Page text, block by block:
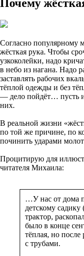
Почему
Согласно популярному
жёсткая рука. Чтобы
узкоколейки, надо
в небо из нагана. Надо
заставлять рабочих
тёплой одежды и без
— дело пойдёт… пусть
них.
В реальной жизни
по той же причине, по
починить ударами
Процитирую для
читателя Михаила:
…У нас от дома
детскому
трактор,
было в конце
тёплая, но
с трубами.